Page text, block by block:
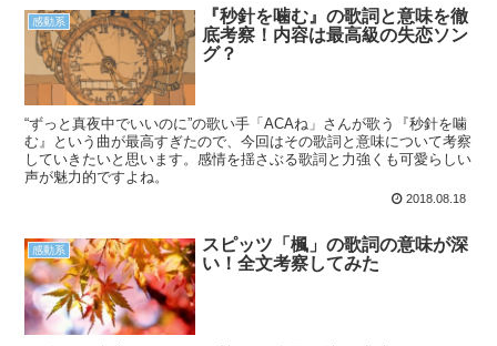
感動系
『秒針を噛む』の歌詞と意味を徹
底考察！内容は最高級の失恋ソン
グ？
“ずっと真夜中でいいのに”の歌い手「ACAね」さんが歌う『秒針を噛
む』という曲が最高すぎたので、今回はその歌詞と意味について考察
していきたいと思います。感情を揺さぶる歌詞と力強くも可愛らしい
声が魅力的ですよね。
2018.08.18
感動系
スピッツ「楓」の歌詞の意味が深
い！全文考察してみた